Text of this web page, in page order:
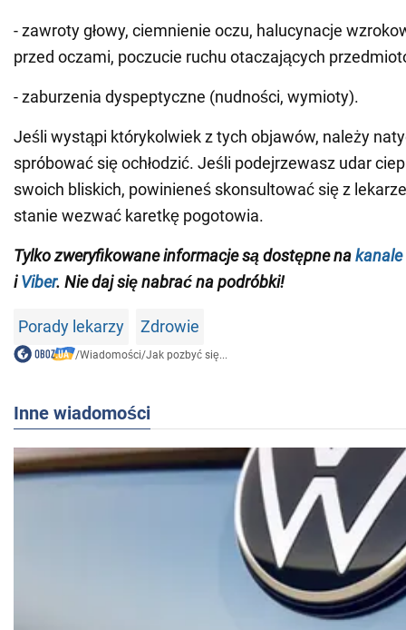
- zawroty głowy, ciemnienie oczu, halucynacje
przed oczami, poczucie ruchu otaczających
- zaburzenia dyspeptyczne (nudności, wymioty).
Jeśli wystąpi którykolwiek z tych objawów, należy
spróbować się ochłodzić. Jeśli podejrzewasz udar
swoich bliskich, powinieneś skonsultować się z
stanie wezwać karetkę pogotowia.
Tylko zweryfikowane informacje są dostępne nakanale
iViber. Nie daj się nabrać na podróbki!
Porady lekarzy Zdrowie
/Wiadomości/Jak pozbyć się...
Inne wiadomości